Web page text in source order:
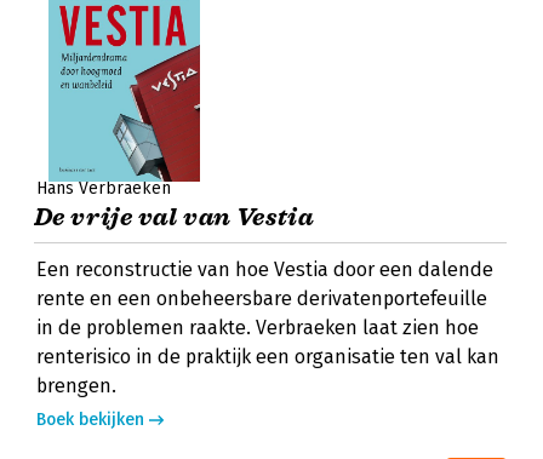
Hans Verbraeken
De vrije val van Vestia
Een reconstructie van hoe Vestia door een dalende
rente en een onbeheersbare derivatenportefeuille
in de problemen raakte. Verbraeken laat zien hoe
renterisico in de praktijk een organisatie ten val kan
brengen.
Boek bekijken